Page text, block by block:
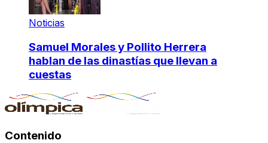
Noticias
Samuel Morales y Pollito Herrera
hablan de las dinastías que llevan a
cuestas
Contenido